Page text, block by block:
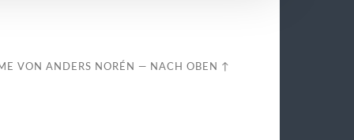
VONANDERS NORÉN — NACH OBEN ↑